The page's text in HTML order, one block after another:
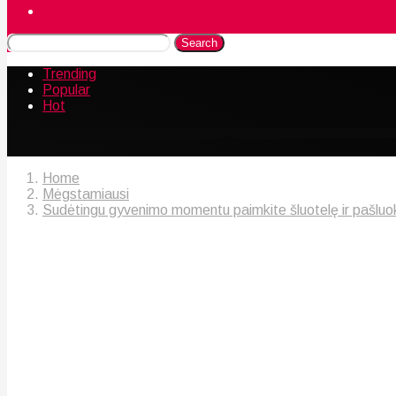
Search
Trending
Popular
Hot
Home
Mėgstamiausi
Sudėtingu gyvenimo momentu paimkite šluotelę ir